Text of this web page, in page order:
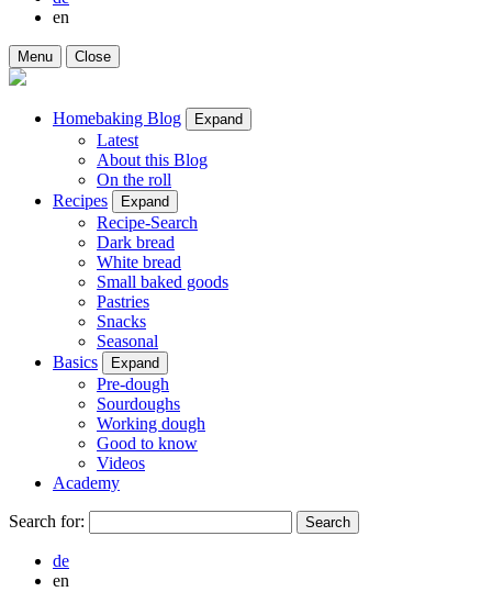
en
Menu Close
Homebaking Blog Expand
Latest
About this Blog
On the roll
Recipes
Expand
Recipe-Search
Dark bread
White bread
Small baked goods
Pastries
Snacks
Seasonal
Basics
Expand
Pre-dough
Sourdoughs
Working dough
Good to know
Videos
Academy
Search for:
de
en